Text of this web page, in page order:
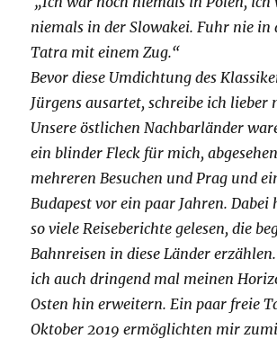
niemals in der Slowakei. Fuhr nie in
Tatra mit einem Zug.“
Bevor diese Umdichtung des
Jürgens ausartet, schreibe ich lieber
Unsere östlichen Nachbarländer
ein blinder Fleck für mich,
mehreren Besuchen und Prag und
Budapest vor ein paar Jahren. Dabei
so viele Reiseberichte gelesen, die
Bahnreisen in diese Länder
ich auch dringend mal meinen
Osten hin erweitern. Ein paar freie
Oktober 2019 ermöglichten mir